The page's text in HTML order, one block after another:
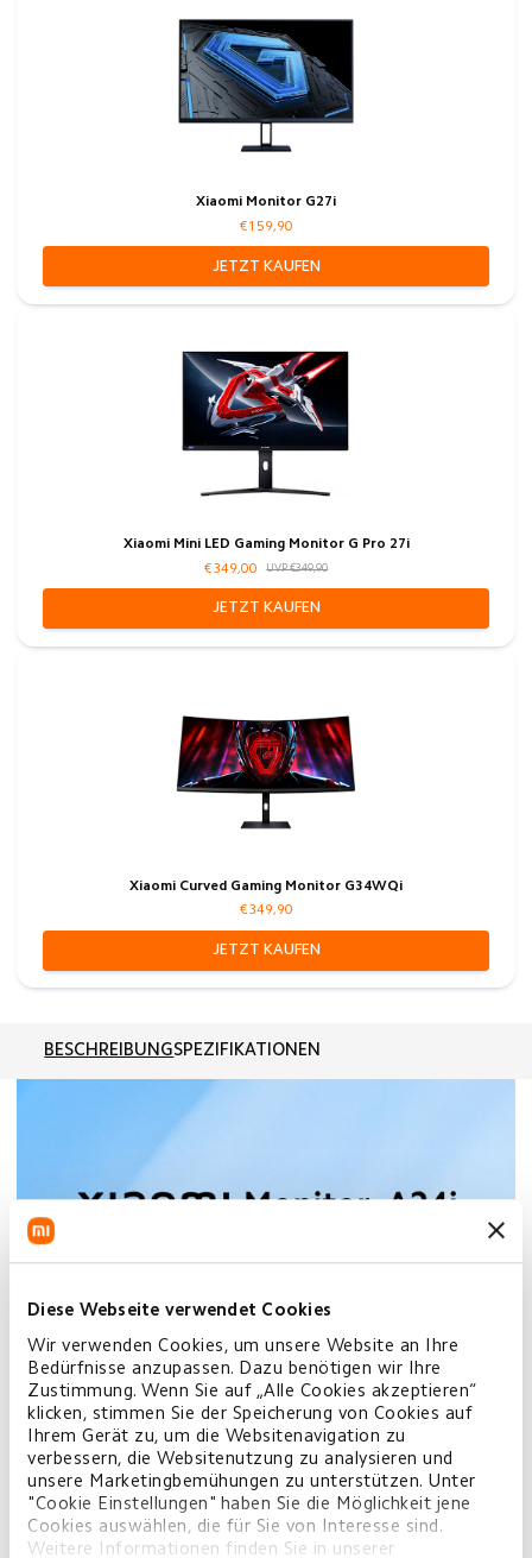
Diese Webseite verwendet Cookies
Wir verwenden Cookies, um unsere Website an Ihre
Bedürfnisse anzupassen. Dazu benötigen wir Ihre
Zustimmung. Wenn Sie auf „Alle Cookies akzeptieren“
klicken, stimmen Sie der Speicherung von Cookies auf
Ihrem Gerät zu, um die Websitenavigation zu
verbessern, die Websitenutzung zu analysieren und
unsere Marketingbemühungen zu unterstützen. Unter
"Cookie Einstellungen" haben Sie die Möglichkeit jene
Cookies auswählen, die für Sie von Interesse sind.
Weitere Informationen finden Sie in unserer
Xiaomi Monitor G27i
€159,90
JETZT KAUFEN
Xiaomi Mini LED Gaming Monitor G Pro 27i
€349,00
UVP €349,90
JETZT KAUFEN
Xiaomi Curved Gaming Monitor G34WQi
€349,90
JETZT KAUFEN
BESCHREIBUNGSPEZIFIKATIONEN